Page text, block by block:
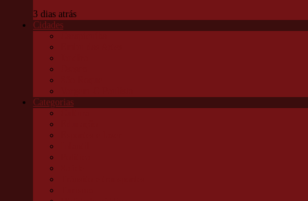
3 dias atrás
Cidades
Categorias